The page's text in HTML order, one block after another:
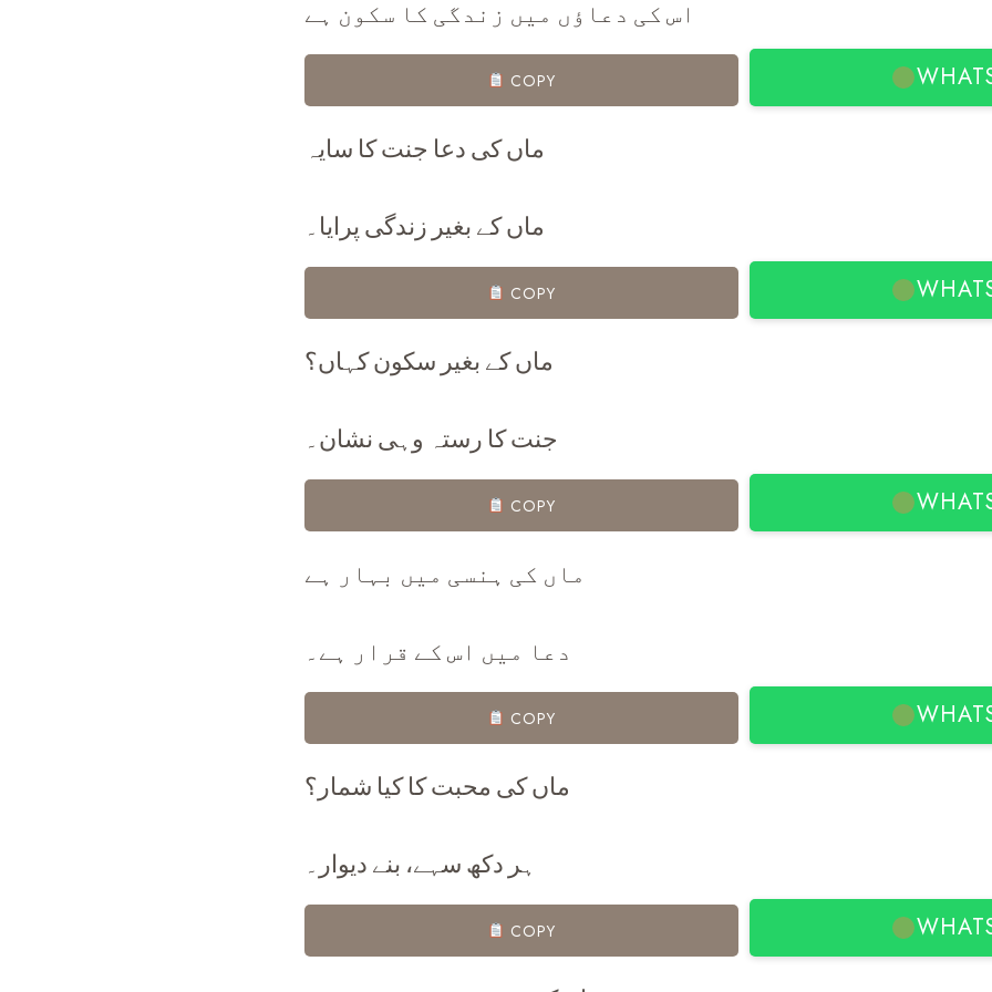
اس کی دعاؤں میں زندگی کا سکون ہے
COPY
ماں کی دعا جنت کا سایہ
ماں کے بغیر زندگی پرایا۔
COPY
ماں کے بغیر سکون کہاں؟
جنت کا رستہ وہی نشان۔
COPY
ماں کی ہنسی میں بہار ہے
دعا میں اس کے قرار ہے۔
COPY
ماں کی محبت کا کیا شمار؟
ہر دکھ سہے، بنے دیوار۔
COPY